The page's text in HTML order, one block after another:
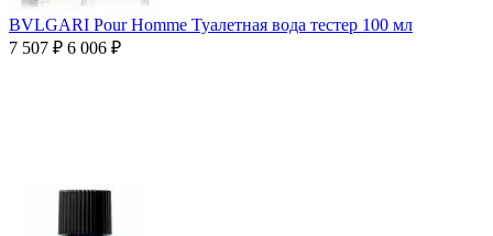
BVLGARI Pour Homme Туалетная вода тестер 100 мл
7 507 ₽ 6 006 ₽